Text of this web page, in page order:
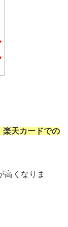
楽天カードでの
高くなりま